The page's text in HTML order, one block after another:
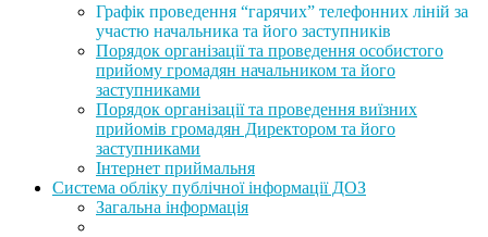
Графік проведення “гарячих” телефонних ліній за
участю начальника та його заступників
Порядок організації та проведення особистого
прийому громадян начальником та його
заступниками
Порядок організації та проведення виїзних
прийомів громадян Директором та його
заступниками
Інтернет приймальня
Система обліку публічної інформації ДОЗ
Загальна інформація